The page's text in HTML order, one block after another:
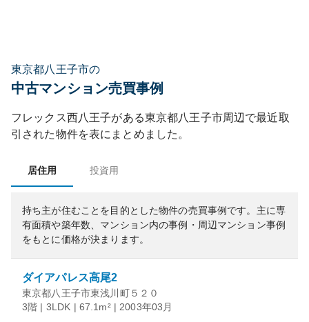
東京都八王子市の
中古マンション売買事例
フレックス西八王子がある東京都八王子市周辺で最近取
引された物件を表にまとめました。
居住用 投資用
持ち主が住むことを目的とした物件の売買事例です。 主に専
有面積や築年数、マンション内の事例・周辺マンション事例
をもとに価格が決まります。
ダイアパレス高尾2
東京都八王子市東浅川町５２０
3階 | 3LDK | 67.1m² | 2003年03月